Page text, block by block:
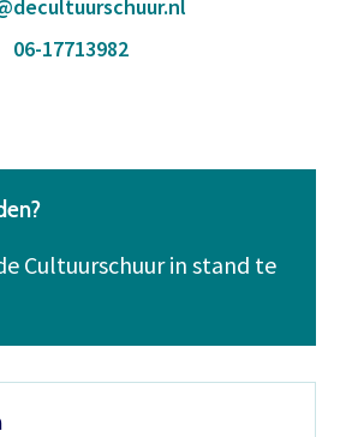
06-17713982
Cultuurschuur in stand te